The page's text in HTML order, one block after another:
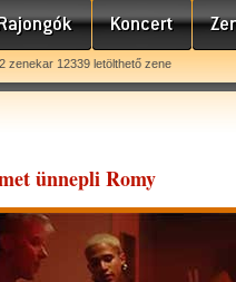
zenekar 12339 letölthető zene
ünnepli Romy